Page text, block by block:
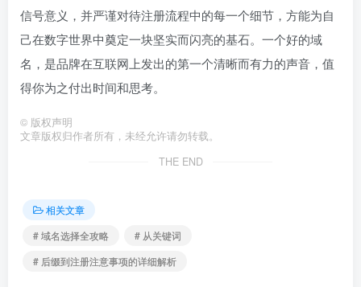
信号意义，并严谨对待注册流程中的每一个细节，方能为自
己在数字世界中奠定一块坚实而闪亮的基石。一个好的域
名，是品牌在互联网上发出的第一个清晰而有力的声音，值
得你为之付出时间和思考。
© 版权声明
文章版权归作者所有，未经允许请勿转载。
THE END
相关文章
# 域名选择全攻略
# 从关键词
# 后缀到注册注意事项的详细解析